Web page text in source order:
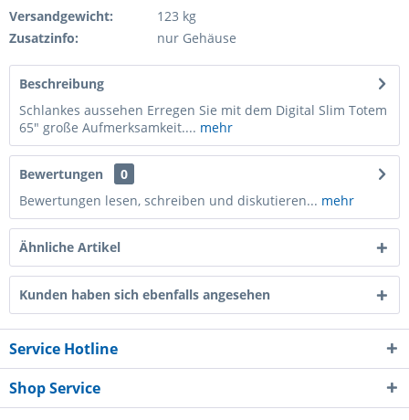
Versandgewicht:
123 kg
Zusatzinfo:
nur Gehäuse
Beschreibung
Schlankes aussehen Erregen Sie mit dem Digital Slim Totem
65" große Aufmerksamkeit.... mehr
Bewertungen
0
Bewertungen lesen, schreiben und diskutieren... mehr
Ähnliche Artikel
Kunden haben sich ebenfalls angesehen
Service Hotline
Shop Service